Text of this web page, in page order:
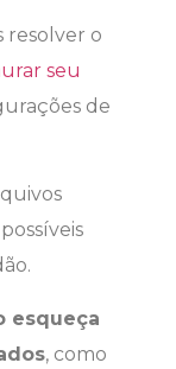
resolver o
seu
de
esqueça
, como